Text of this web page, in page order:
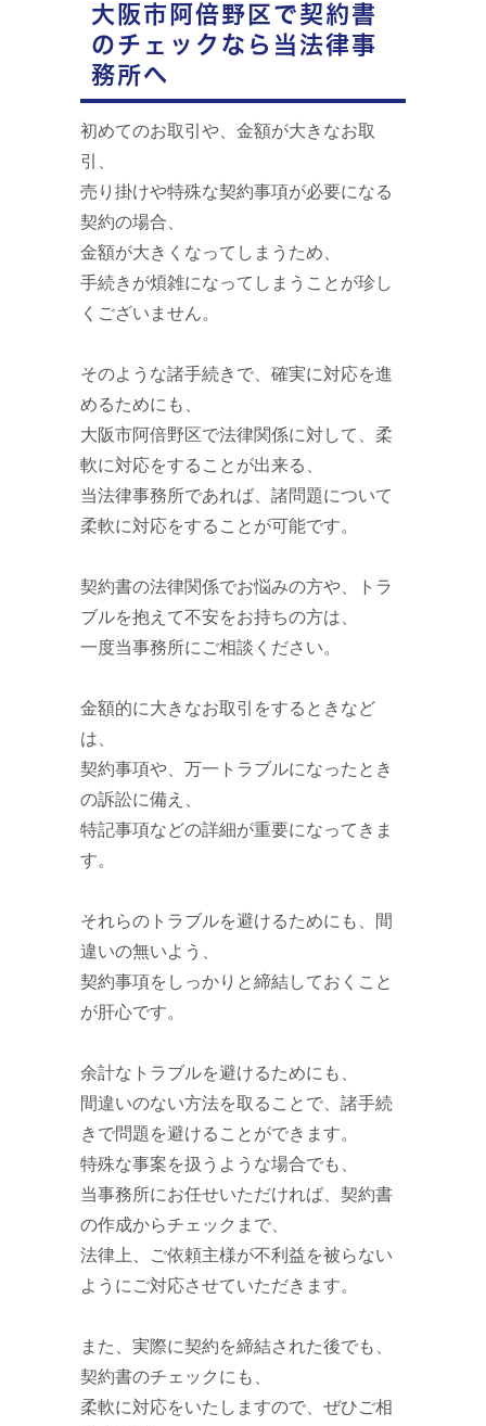
大阪市阿倍野区で契約書
のチェックなら当法律事
務所へ
初めてのお取引や、金額が大きなお取
引、
売り掛けや特殊な契約事項が必要になる
契約の場合、
金額が大きくなってしまうため、
手続きが煩雑になってしまうことが珍し
くございません。
そのような諸手続きで、確実に対応を進
めるためにも、
大阪市阿倍野区で法律関係に対して、柔
軟に対応をすることが出来る、
当法律事務所であれば、諸問題について
柔軟に対応をすることが可能です。
契約書の法律関係でお悩みの方や、トラ
ブルを抱えて不安をお持ちの方は、
一度当事務所にご相談ください。
金額的に大きなお取引をするときなど
は、
契約事項や、万一トラブルになったとき
の訴訟に備え、
特記事項などの詳細が重要になってきま
す。
それらのトラブルを避けるためにも、間
違いの無いよう、
契約事項をしっかりと締結しておくこと
が肝心です。
余計なトラブルを避けるためにも、
間違いのない方法を取ることで、諸手続
きで問題を避けることができます。
特殊な事案を扱うような場合でも、
当事務所にお任せいただければ、契約書
の作成からチェックまで、
法律上、ご依頼主様が不利益を被らない
ようにご対応させていただきます。
また、実際に契約を締結された後でも、
契約書のチェックにも、
柔軟に対応をいたしますので、ぜひご相